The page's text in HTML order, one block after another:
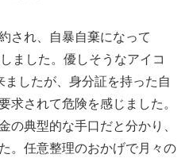
され、自暴自棄になって
ました。優しそうなアイコ
したが、身分証を持った自
求されて危険を感じました。
の典型的な手口だと分かり、
。任意整理のおかげで月々の